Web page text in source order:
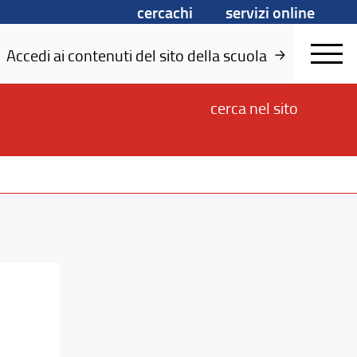
cercachi
servizi online
Accedi ai contenuti del sito della scuola
cerca nel sito